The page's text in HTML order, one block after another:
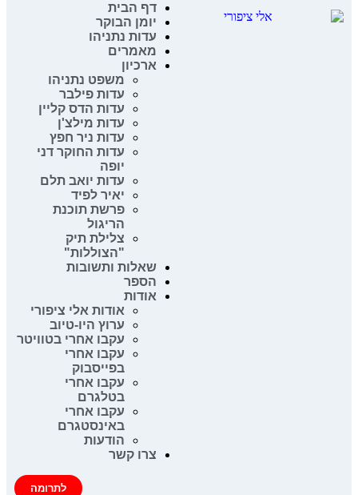
דף הבית
יומן הבוקר
עדות נתניהו
מאמרים
ארכיון
משפט נתניהו
עדות פילבר
עדות הדס קליין
עדות מילצ'ן
עדות ניר חפץ
עדות החוקר דני
יופה
עדות יואב תלם
יאיר לפיד
פרשת תוכנת
הריגול
צלילת תיק
"הצוללות"
שאלות ותשובות
הספר
אודות
אודות אלי ציפורי
ערוץ היו-טיוב
עקבו אחרי בטוויטר
עקבו אחרי
בפייסבוק
עקבו אחרי
בטלגרם
עקבו אחרי
באינסטגרם
הודעות
צרו קשר
לתרומה